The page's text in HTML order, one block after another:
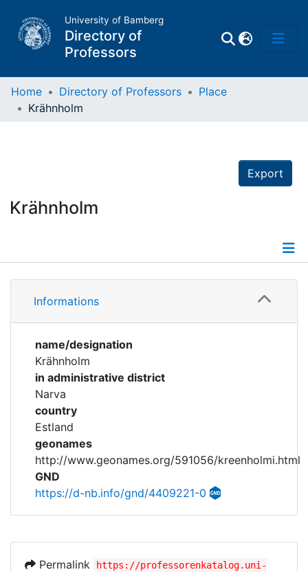
University of Bamberg
Directory of
Professors
Corporations
Historic matricle
registry
Home Directory of Professors
Place
Krähnholm
Export
Krähnholm
Informations
Informations
name/designation
Krähnholm
in administrative district
Narva
country
Estland
geonames
http://www.geonames.org/591056/kreenholmi.html
GND
https://d-nb.info/gnd/4409221-0
Permalink
https://professorenkatalog.uni-